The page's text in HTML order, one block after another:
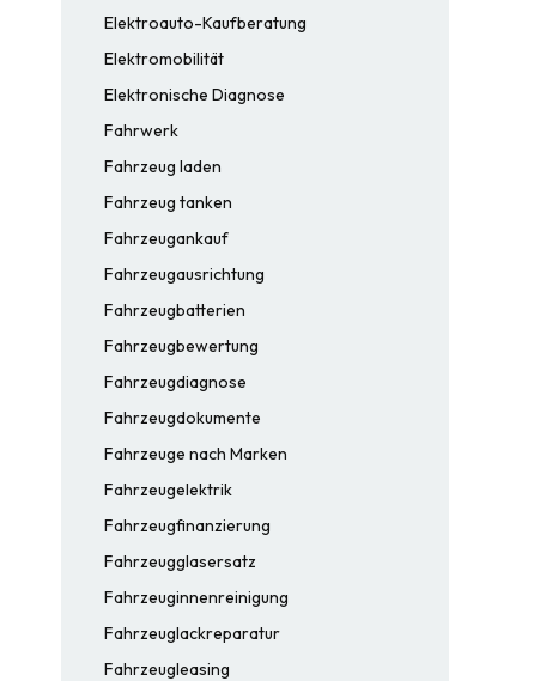
Elektroauto-Kaufberatung
Elektromobilität
Elektronische Diagnose
Fahrwerk
Fahrzeug laden
Fahrzeug tanken
Fahrzeugankauf
Fahrzeugausrichtung
Fahrzeugbatterien
Fahrzeugbewertung
Fahrzeugdiagnose
Fahrzeugdokumente
Fahrzeuge nach Marken
Fahrzeugelektrik
Fahrzeugfinanzierung
Fahrzeugglasersatz
Fahrzeuginnenreinigung
Fahrzeuglackreparatur
Fahrzeugleasing